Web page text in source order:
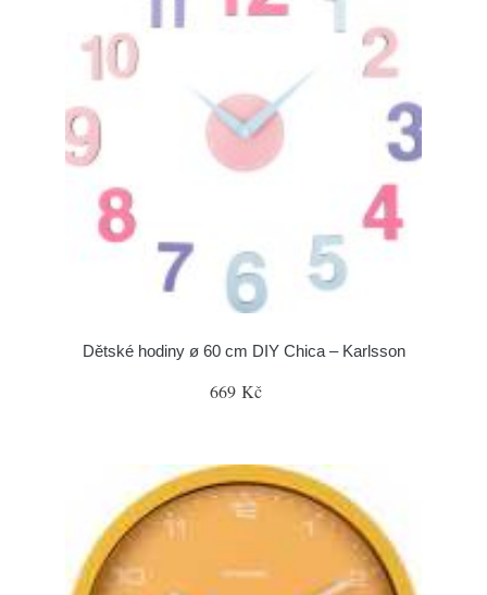
Dětské hodiny ø 60 cm DIY Chica – Karlsson
669 Kč